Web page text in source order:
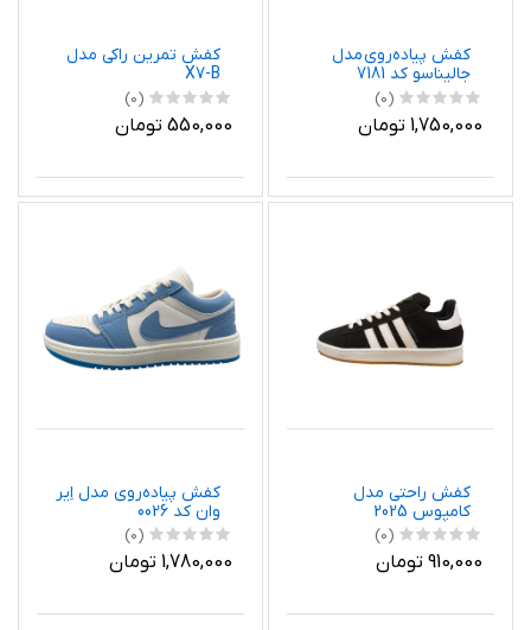
کفش پیاده‌روی مدل
جالیناسو کد 7181
(0)
1,750,000 تومان
کفش تمرین راکی مدل
X7-B
(0)
550,000 تومان
کفش راحتی مدل
کامپوس 2025
(0)
910,000 تومان
کفش پیاده‌روی مدل اِیر
وان کد 0026
(0)
1,780,000 تومان